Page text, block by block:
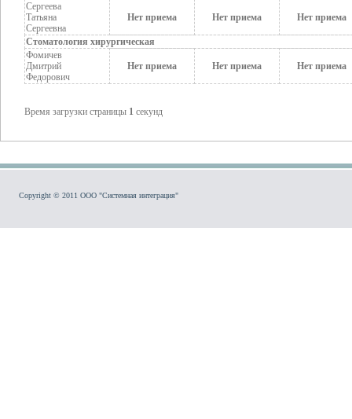
Сергеева
Татьяна
Сергеевна
Нет приема Нет приема Нет приема
Стоматология хирургическая
Фомичев
Дмитрий
Федорович
Нет приема Нет приема Нет приема
Время загрузки страницы 1 секунд
Copyright © 2011 ООО "Системная интеграция"